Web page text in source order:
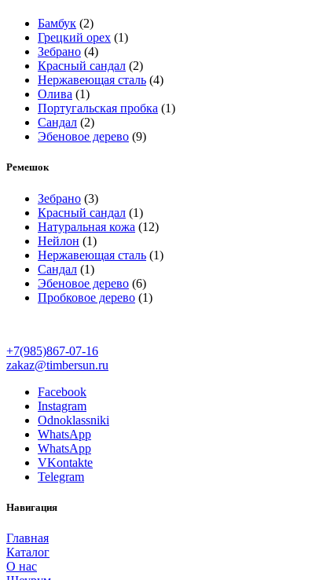
Бамбук (2)
Грецкий орех (1)
Зебрано (4)
Красный сандал (2)
Нержавеющая сталь (4)
Олива (1)
Португальская пробка (1)
Сандал (2)
Эбеновое дерево (9)
Ремешок
Зебрано (3)
Красный сандал (1)
Натуральная кожа (12)
Нейлон (1)
Нержавеющая сталь (1)
Сандал (1)
Эбеновое дерево (6)
Пробковое дерево (1)
+7(985)867-07-16
zakaz@timbersun.ru
Facebook
Instagram
Odnoklassniki
WhatsApp
WhatsApp
VKontakte
Telegram
Навигация
Главная
Каталог
О нас